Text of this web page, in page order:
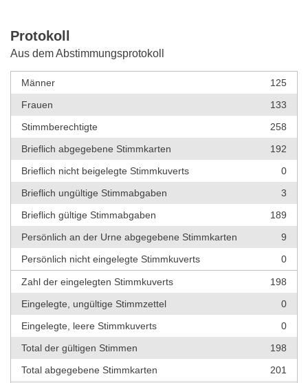
Protokoll
Aus dem Abstimmungsprotokoll
Männer
125
Frauen
133
Stimmberechtigte
258
Brieflich abgegebene Stimmkarten
192
Brieflich nicht beigelegte Stimmkuverts
0
Brieflich ungültige Stimmabgaben
3
Brieflich gültige Stimmabgaben
189
Persönlich an der Urne abgegebene Stimmkarten
9
Persönlich nicht eingelegte Stimmkuverts
0
Zahl der eingelegten Stimmkuverts
198
Eingelegte, ungültige Stimmzettel
0
Eingelegte, leere Stimmkuverts
0
Total der gültigen Stimmen
198
Total abgegebene Stimmkarten
201